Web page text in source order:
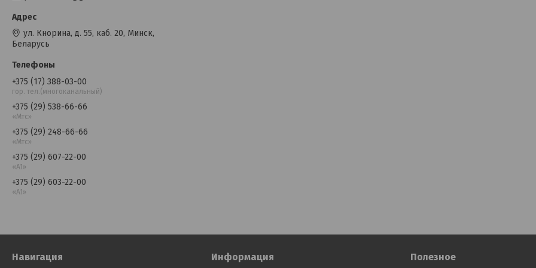
ул. Кнорина, д. 55, каб. 20, Минск,
Беларусь
+375 (17) 388-03-00
гор. тел.(многоканальный)
+375 (29) 538-66-66
«Мтс»
+375 (29) 248-66-66
«Мтс»
+375 (29) 607-22-00
«A1»
+375 (29) 603-22-00
«A1»
Навигация Информация Полезное